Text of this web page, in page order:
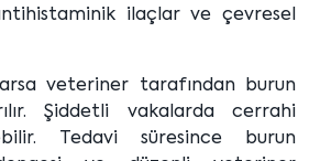
antihistaminik ilaçlar ve çevresel
veteriner tarafından burun
Şiddetli vakalarda cerrahi
Tedavi süresince burun